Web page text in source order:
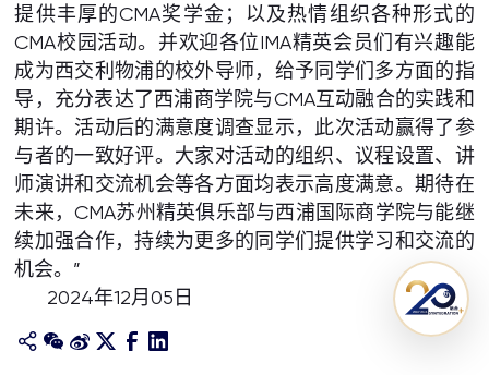
提供丰厚的CMA奖学金；以及热情组织各种形式的
CMA校园活动。并欢迎各位IMA精英会员们有兴趣能
成为西交利物浦的校外导师，给予同学们多方面的指
导，充分表达了西浦商学院与CMA互动融合的实践和
期许。活动后的满意度调查显示，此次活动赢得了参
与者的一致好评。大家对活动的组织、议程设置、讲
师演讲和交流机会等各方面均表示高度满意。期待在
未来，CMA苏州精英俱乐部与西浦国际商学院与能继
续加强合作，持续为更多的同学们提供学习和交流的
机会。”
2024年12月05日